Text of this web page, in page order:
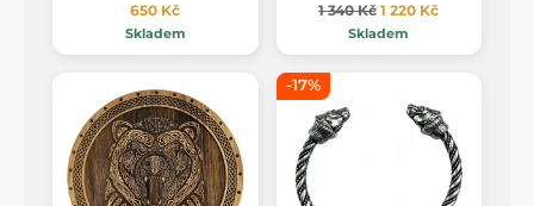
650 Kč
Skladem
1 340 Kč 1 220 Kč
Skladem
-17%